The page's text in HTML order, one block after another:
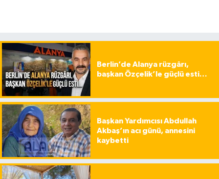
Berlin’de Alanya rüzgârı,
başkan Özçelik’le güçlü esti…
Başkan Yardımcısı Abdullah
Akbaş’ın acı günü, annesini
kaybetti